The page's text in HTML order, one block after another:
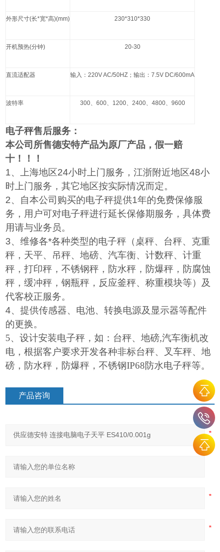
外形尺寸(长*宽*高)(mm) 230*310*330
开机预热(分钟) 20-30
直流适配器 输入：220V AC/50HZ ；输出：7.5V DC/600mA
波特率 300、 600、 1200、 2400、 4800、 9600
电子秤售后服务：
本公司所售德安特产品为原厂产品，假一赔
十！！！
1、上海地区24小时上门服务，江浙附近地区48小
时上门服务，其它地区按实际情况而定。
2、自本公司购买的电子秤提供1年的免费保修服
务，用户可对电子秤进行延长保修期服务，具体费
用请与业务员。
3、维修各*各种类型的电子秤（桌秤、台秤、克重
秤，天平、吊秤、地磅、汽车衡、计数秤、计重
秤，打印秤，不锈钢秤，防水秤，防爆秤，防腐蚀
秤，缓冲秤，钢瓶秤，反应釜秤、称重模块等）及
代客校正服务。
4、提供传感器、电池、转换电源及显示器等配件
的更换。
5、设计安装电子秤，如：台秤、地磅,汽车衡机改
电，根据客户要求开发各种非标台秤、叉车秤、地
磅，防水秤，防爆秤，不锈钢IP68防水电子秤等。
产品咨询